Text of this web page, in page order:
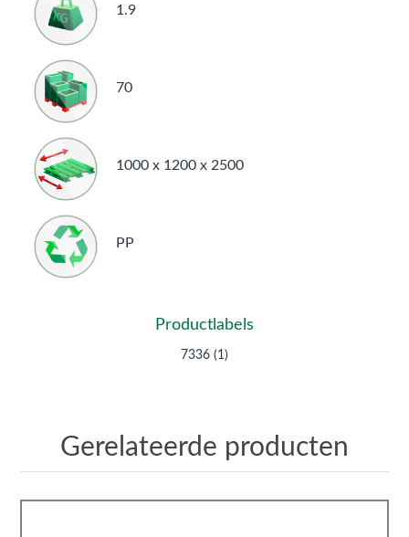
1.9
70
1000 x 1200 x 2500
PP
Productlabels
7336 (1)
Gerelateerde producten